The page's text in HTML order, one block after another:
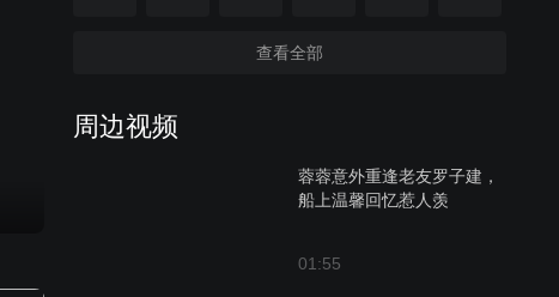
查看全部
周边视频
蓉蓉意外重逢老友罗子建，
船上温馨回忆惹人羡
01:55